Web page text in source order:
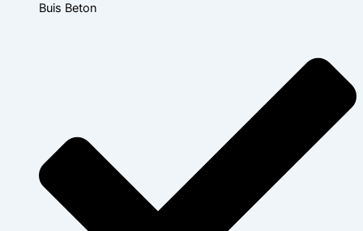
Buis Beton